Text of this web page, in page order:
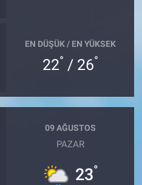
EN DÜŞÜK / EN YÜKSEK
22° / 26°
09 AĞUSTOS
PAZAR
23°